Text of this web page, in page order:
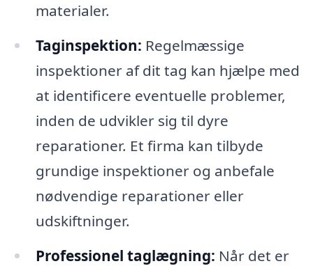
materialer.
Taginspektion: Regelmæssige
inspektioner af dit tag kan hjælpe med
at identificere eventuelle problemer,
inden de udvikler sig til dyre
reparationer. Et firma kan tilbyde
grundige inspektioner og anbefale
nødvendige reparationer eller
udskiftninger.
Professionel taglægning: Når det er